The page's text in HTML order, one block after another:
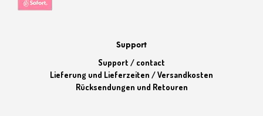
Support
Support / contact
Lieferung und Lieferzeiten / Versandkosten
Rücksendungen und Retouren